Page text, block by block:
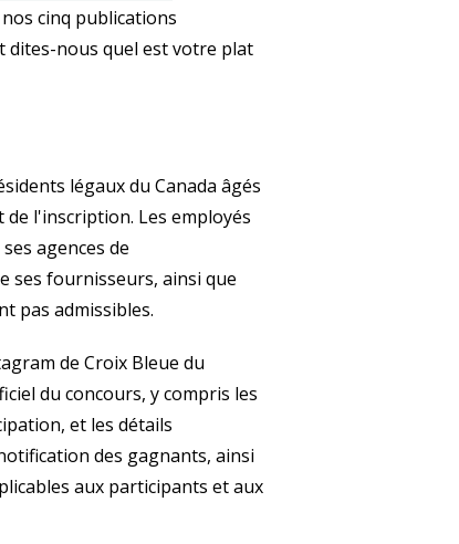
cinq publications
dites-nous quel est votre plat
légaux du Canada âgés
l'inscription. Les employés
agences de
ses fournisseurs, ainsi que
pas admissibles.
de Croix Bleue du
du concours, y compris les
et les détails
des gagnants, ainsi
aux participants et aux